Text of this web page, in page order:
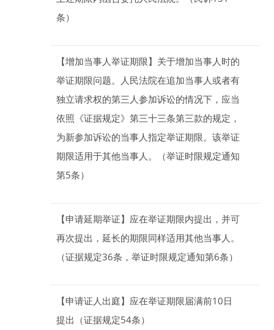
条）
【增加当事人举证期限】 关于增加当事人时的
举证期限问题。人民法院在追加当事人或者有
独立请求权的第三人参加诉讼的情况下，应当
依照《证据规定》第三十三条第三款的规定，
为新参加诉讼的当事人指定举证期限。该举证
期限适用于其他当事人。（举证时限规定通知
第5条）
【申请延期举证】 应在举证期限内提出，并可
再次提出，延长的期限同样适用其他当事人。
（证据规定36条，举证时限规定通知第6条）
【申请证人出庭】 应在举证期限届满前10日
提出（证据规定54条）